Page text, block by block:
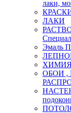
лаки,
ЛАКИ
Эмаль
ХИМИЯ
ОБОИ ,